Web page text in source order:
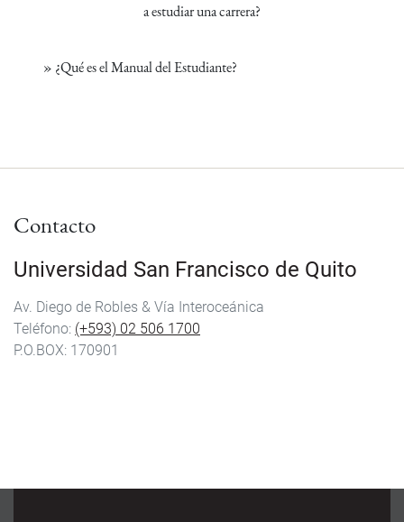
a estudiar una carrera?
» ¿Qué es el Manual del Estudiante?
Contacto
Universidad San Francisco de Quito
Av. Diego de Robles & Vía Interoceánica
Teléfono: (+593) 02 506 1700
P.O.BOX: 170901